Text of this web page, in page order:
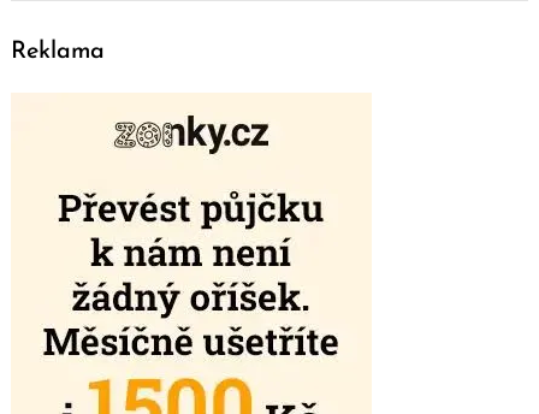
Reklama